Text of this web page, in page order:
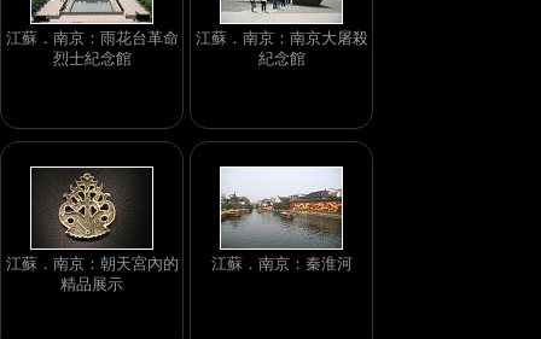
江蘇．南京：雨花台革命
烈士紀念館
江蘇．南京：南京大屠殺
紀念館
江蘇．南京：朝天宮內的
精品展示
江蘇．南京：秦淮河